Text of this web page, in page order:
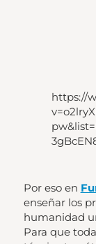
https://
Por eso en
enseñar los
humanidad
Para que